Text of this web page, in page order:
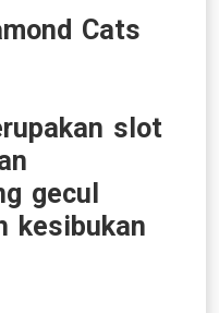
Cats
slot
gecul
kesibukan